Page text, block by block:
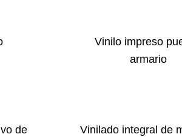
Vinilo impreso
armario
de
Vinilado integral de